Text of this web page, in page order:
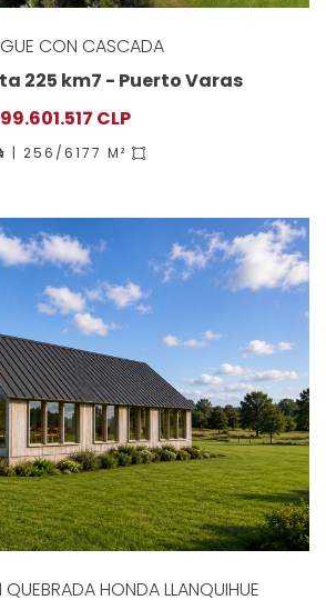
CON CASCADA
225 km7 - Puerto Varas
CLP
| 256/6177 M²
HONDA LLANQUIHUE